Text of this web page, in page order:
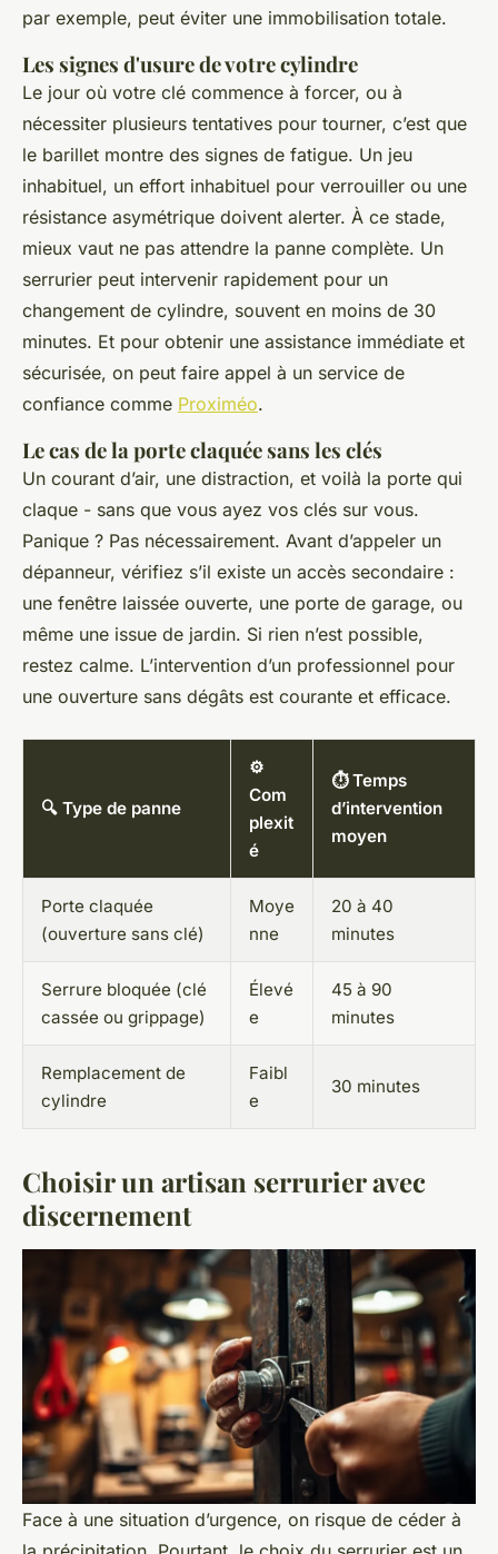
par exemple, peut éviter une immobilisation totale.
Les signes d'usure de votre cylindre
Le jour où votre clé commence à forcer, ou à
nécessiter plusieurs tentatives pour tourner, c’est que
le barillet montre des signes de fatigue. Un jeu
inhabituel, un effort inhabituel pour verrouiller ou une
résistance asymétrique doivent alerter. À ce stade,
mieux vaut ne pas attendre la panne complète. Un
serrurier peut intervenir rapidement pour un
changement de cylindre, souvent en moins de 30
minutes. Et pour obtenir une assistance immédiate et
sécurisée, on peut faire appel à un service de
confiance comme Proximéo.
Le cas de la porte claquée sans les clés
Un courant d’air, une distraction, et voilà la porte qui
claque - sans que vous ayez vos clés sur vous.
Panique ? Pas nécessairement. Avant d’appeler un
dépanneur, vérifiez s’il existe un accès secondaire :
une fenêtre laissée ouverte, une porte de garage, ou
même une issue de jardin. Si rien n’est possible,
restez calme. L’intervention d’un professionnel pour
une ouverture sans dégâts est courante et efficace.
🔍 Type de panne
⚙️
Com
plexit
é
⏱️ Temps
d’intervention
moyen
Porte claquée
(ouverture sans clé)
Moye
nne
20 à 40
minutes
Serrure bloquée (clé
cassée ou grippage)
Élevé
e
45 à 90
minutes
Remplacement de
cylindre
Faibl
e
30 minutes
Choisir un artisan serrurier avec
discernement
Face à une situation d’urgence, on risque de céder à